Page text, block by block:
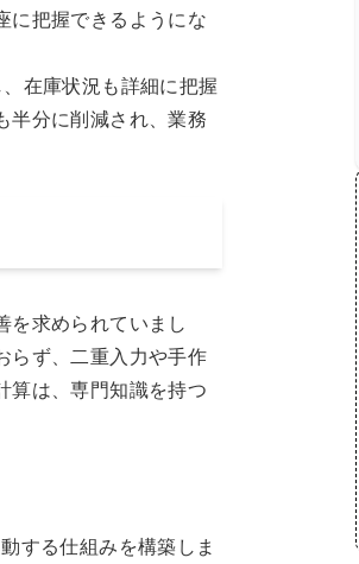
に把握できるようにな
在庫状況も詳細に把握
半分に削減され、業務
求められていまし
らず、二重入力や手作
算は、専門知識を持つ
する仕組みを構築しま